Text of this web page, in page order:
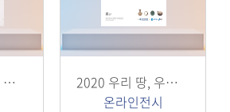
2021 먹과 종이, 이야기를 담다
2020 우리 땅, 우리 유물
온라인전시